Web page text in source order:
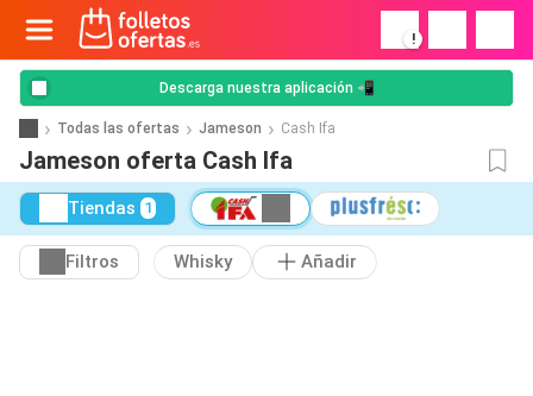
!
Descarga nuestra aplicación 📲
Todas las ofertas Jameson Cash Ifa
Jameson oferta Cash Ifa
Tiendas 1
Filtros Whisky Añadir